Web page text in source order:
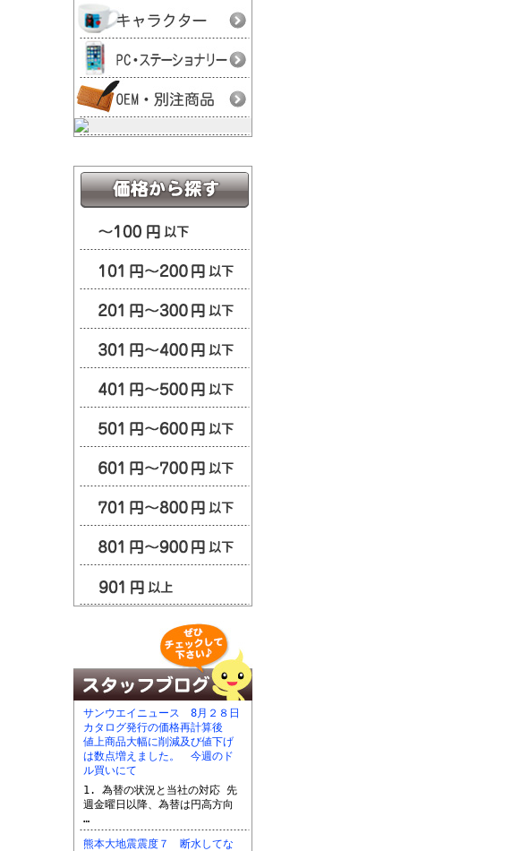
サンウエイニュース 8月２８日
カタログ発行の価格再計算後
値上商品大幅に削減及び値下げ
は数点増えました。 今週のド
ル買いにて
1. 為替の状況と当社の対応 先
週金曜日以降、為替は円高方向
…
熊本大地震震度７ 断水してな